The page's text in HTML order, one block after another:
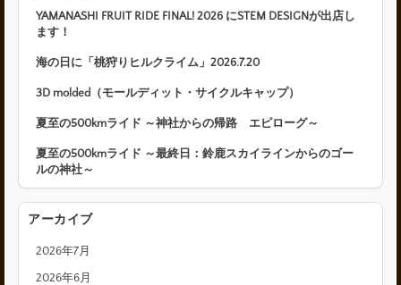
YAMANASHI FRUIT RIDE FINAL! 2026 にSTEM DESIGNが出店し
ます！
海の日に「桃狩りヒルクライム」2026.7.20
3D molded（モールディット・サイクルキャップ）
夏至の500kmライド ～神社からの帰路 エピローグ～
夏至の500kmライド ～最終日：鈴鹿スカイラインからのゴー
ルの神社～
アーカイブ
2026年7月
2026年6月